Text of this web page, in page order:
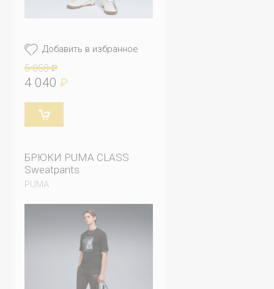
Добавить в избранное
5 050 ₽
4 040 ₽
БРЮКИ PUMA CLASS
Sweatpants
PUMA